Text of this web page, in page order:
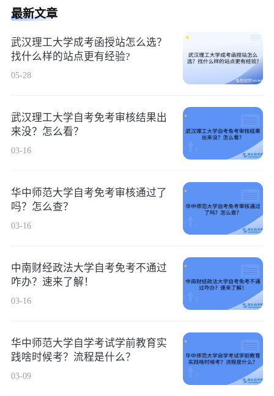
最新文章
武汉理工大学成考函授站怎么选？
找什么样的站点更有经验?
05-28
武汉理工大学自考免考审核结果出
来没？怎么看？
03-16
华中师范大学自考免考审核通过了
吗？怎么查？
03-16
中南财经政法大学自考免考不通过
咋办？速来了解！
03-16
华中师范大学自学考试学前教育实
践啥时候考？流程是什么？
03-09